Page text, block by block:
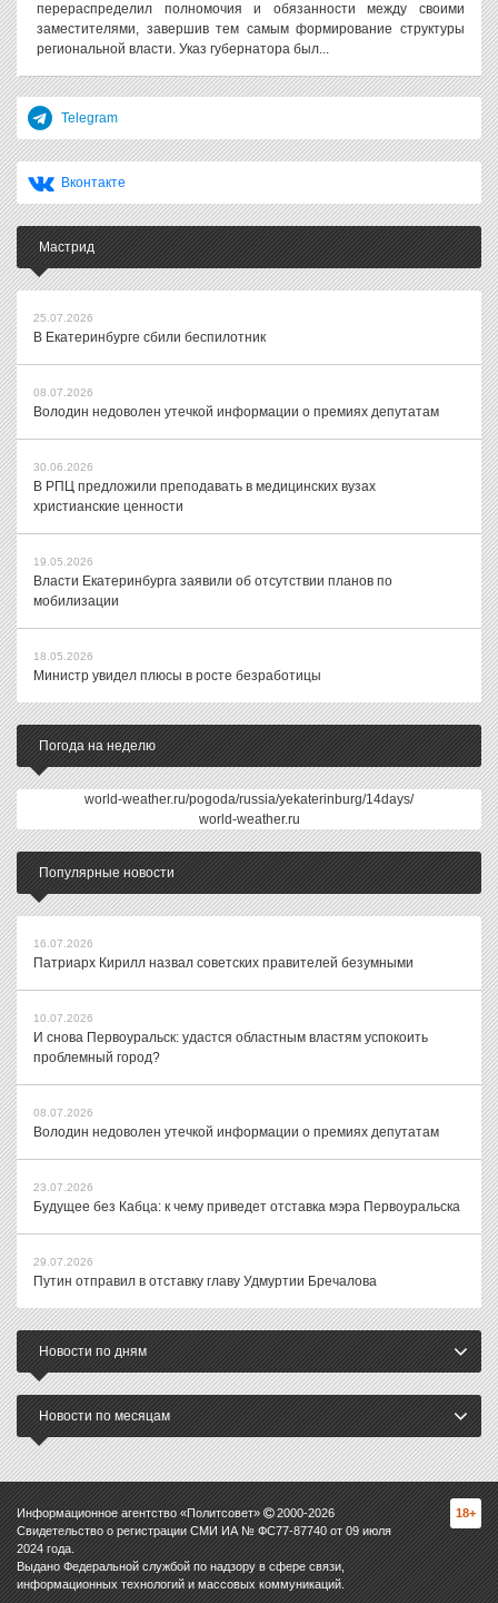
перераспределил полномочия и обязанности между своими
заместителями, завершив тем самым формирование структуры
региональной власти. Указ губернатора был...
Telegram
Вконтакте
Мастрид
25.07.2026
В Екатеринбурге сбили беспилотник
08.07.2026
Володин недоволен утечкой информации о премиях депутатам
30.06.2026
В РПЦ предложили преподавать в медицинских вузах
христианские ценности
19.05.2026
Власти Екатеринбурга заявили об отсутствии планов по
мобилизации
18.05.2026
Министр увидел плюсы в росте безработицы
Погода на неделю
world-weather.ru/pogoda/russia/yekaterinburg/14days/
world-weather.ru
Популярные новости
16.07.2026
Патриарх Кирилл назвал советских правителей безумными
10.07.2026
И снова Первоуральск: удастся областным властям успокоить
проблемный город?
08.07.2026
Володин недоволен утечкой информации о премиях депутатам
23.07.2026
Будущее без Кабца: к чему приведет отставка мэра Первоуральска
29.07.2026
Путин отправил в отставку главу Удмуртии Бречалова
Новости по дням
Новости по месяцам
Информационное агентство «Политсовет» 2000-2026
Свидетельство о регистрации СМИ ИА № ФС77-87740 от 09 июля
2024 года.
Выдано Федеральной службой по надзору в сфере связи,
информационных технологий и массовых коммуникаций.
18+